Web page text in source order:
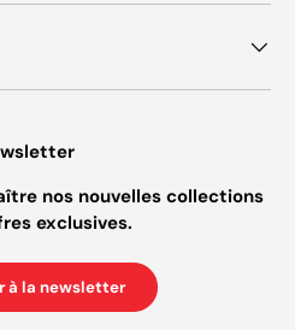
nos nouvelles collections
exclusives.
à la newsletter